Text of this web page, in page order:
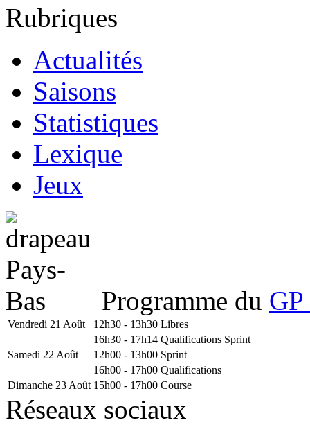
Rubriques
Actualités
Saisons
Statistiques
Lexique
Jeux
Programme du
Vendredi 21 Août 12h30 - 13h30 Libres
16h30 - 17h14 Qualifications Sprint
Samedi 22 Août
12h00 - 13h00 Sprint
16h00 - 17h00 Qualifications
Dimanche 23 Août 15h00 - 17h00 Course
Réseaux sociaux